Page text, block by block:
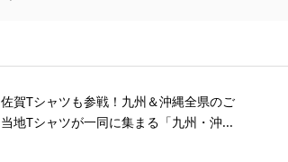
佐賀Tシャツも参戦！九州＆沖縄全県のご
当地Tシャツが一同に集まる「九州・沖...